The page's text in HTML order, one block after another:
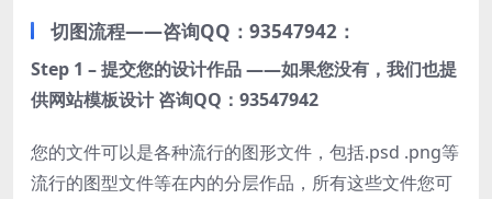
切图流程——咨询QQ：93547942 ：
Step 1 – 提交您的设计作品 ——如果您没有，我们也提
供网站模板设计 咨询QQ：93547942
您的文件可以是各种流行的图形文件，包括.psd .png等
流行的图型文件等在内的分层作品，所有这些文件您可